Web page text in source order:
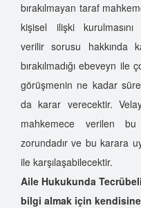
bırakılmayan taraf
kişisel ilişki
verilir sorusu hakkında
bırakılmadığı ebeveyn
görüşmenin ne kadar
da karar verecektir.
mahkemece verilen
zorundadır ve bu karara
ile karşılaşabilecektir.
Aile Hukukunda
bilgi almak için kendisine